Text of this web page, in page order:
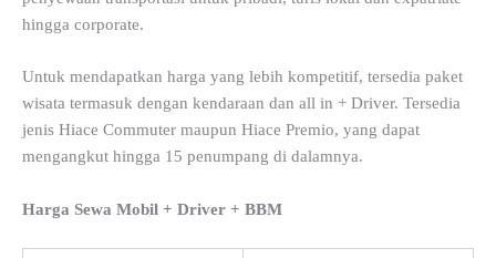
hingga corporate.
Untuk mendapatkan harga yang lebih kompetitif, tersedia paket
wisata termasuk dengan kendaraan dan all in + Driver. Tersedia
jenis Hiace Commuter maupun Hiace Premio, yang dapat
mengangkut hingga 15 penumpang di dalamnya.
Harga Sewa Mobil + Driver + BBM